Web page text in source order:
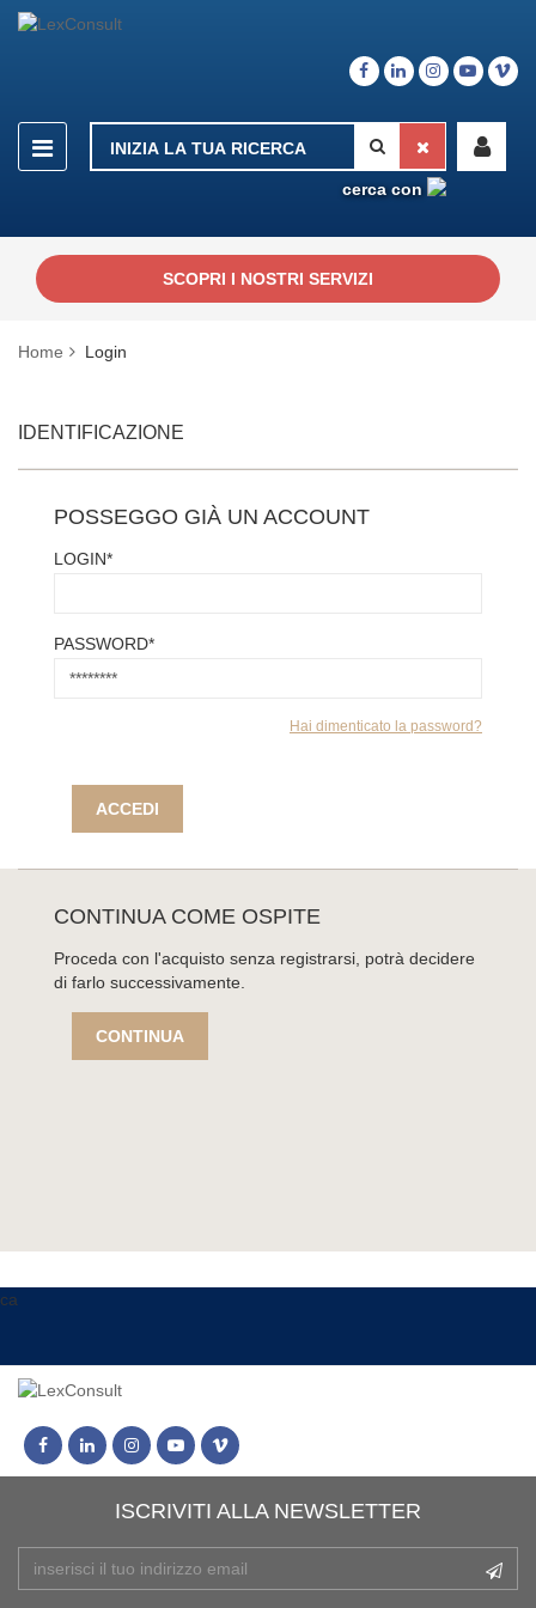
cerca con
SCOPRI I NOSTRI SERVIZI
Home Login
IDENTIFICAZIONE
POSSEGGO GIÀ UN ACCOUNT
LOGIN*
PASSWORD*
Hai dimenticato la password?
ACCEDI
CONTINUA COME OSPITE
Proceda con l'acquisto senza registrarsi, potrà decidere
di farlo successivamente.
CONTINUA
ca
ISCRIVITI ALLA NEWSLETTER